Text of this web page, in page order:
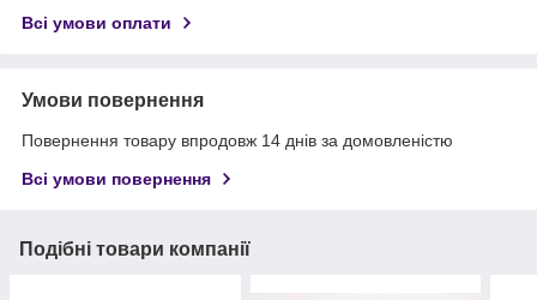
Всі умови оплати
Умови повернення
Повернення товару впродовж 14 днів за домовленістю
Всі умови повернення
Подібні товари компанії